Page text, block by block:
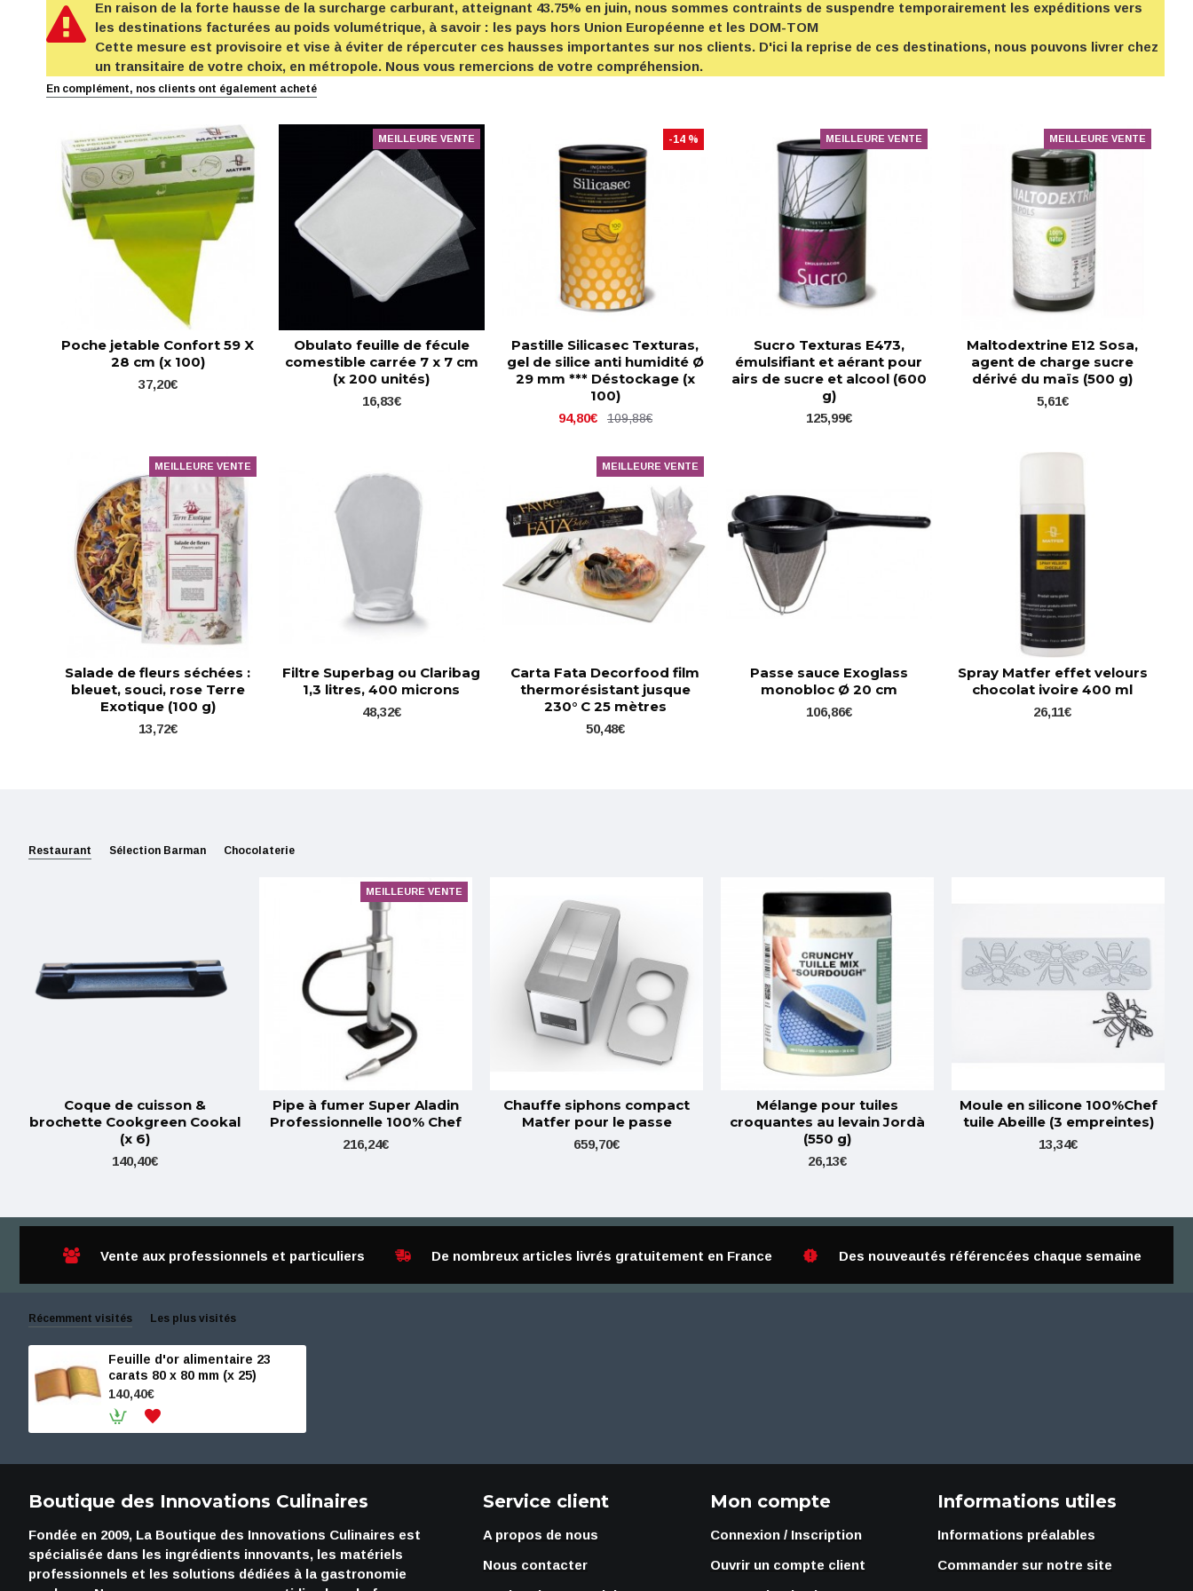
En raison de la forte hausse de la surcharge carburant, atteignant 43.75% en juin, nous sommes contraints de suspendre temporairement les expéditions vers
les destinations facturées au poids volumétrique, à savoir : les pays hors Union Européenne et les DOM-TOM
Cette mesure est provisoire et vise à éviter de répercuter ces hausses importantes sur nos clients. D'ici la reprise de ces destinations, nous pouvons livrer chez
un transitaire de votre choix, en métropole. Nous vous remercions de votre compréhension.
En complément, nos clients ont également acheté
Poche jetable Confort 59 X
28 cm (x 100)
37,20€
MEILLEURE VENTE
Obulato feuille de fécule
comestible carrée 7 x 7 cm
(x 200 unités)
16,83€
-14 %
Pastille Silicasec Texturas,
gel de silice anti humidité Ø
29 mm *** Déstockage (x
100)
94,80€ 109,88€
MEILLEURE VENTE
Sucro Texturas E473,
émulsifiant et aérant pour
airs de sucre et alcool (600
g)
125,99€
MEILLEURE VENTE
Maltodextrine E12 Sosa,
agent de charge sucre
dérivé du maïs (500 g)
5,61€
MEILLEURE VENTE
Salade de fleurs séchées :
bleuet, souci, rose Terre
Exotique (100 g)
13,72€
Filtre Superbag ou Claribag
1,3 litres, 400 microns
48,32€
MEILLEURE VENTE
Carta Fata Decorfood film
thermorésistant jusque
230° C 25 mètres
50,48€
Passe sauce Exoglass
monobloc Ø 20 cm
106,86€
Spray Matfer effet velours
chocolat ivoire 400 ml
26,11€
Restaurant Sélection Barman Chocolaterie
Coque de cuisson &
brochette Cookgreen Cookal
(x 6)
140,40€
MEILLEURE VENTE
Pipe à fumer Super Aladin
Professionnelle 100% Chef
216,24€
Chauffe siphons compact
Matfer pour le passe
659,70€
Mélange pour tuiles
croquantes au levain Jordà
(550 g)
26,13€
Moule en silicone 100%Chef
tuile Abeille (3 empreintes)
13,34€
Vente aux professionnels et particuliers De nombreux articles livrés gratuitement en France Des nouveautés référencées chaque semaine
Récemment visités Les plus visités
Feuille d'or alimentaire 23
carats 80 x 80 mm (x 25)
140,40€
Boutique des Innovations Culinaires
Fondée en 2009, La Boutique des Innovations Culinaires est
spécialisée dans les ingrédients innovants, les matériels
professionnels et les solutions dédiées à la gastronomie
Service client
A propos de nous
Nous contacter
Mon compte
Connexion / Inscription
Ouvrir un compte client
Informations utiles
Informations préalables
Commander sur notre site